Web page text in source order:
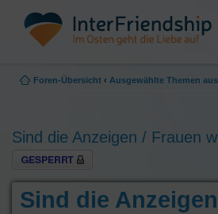
Foren-Übersicht ‹ Ausgewählte Themen
Sind die Anzeigen / Frauen
Thema gesperrt
Sind die